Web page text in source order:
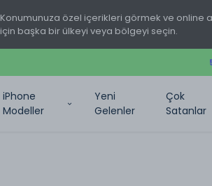
Konumunuza özel içerikleri görmek ve online
için başka bir ülkeyi veya bölgeyi seçin.
iPhone
Modeller
Yeni
Gelenler
Çok
Satanlar